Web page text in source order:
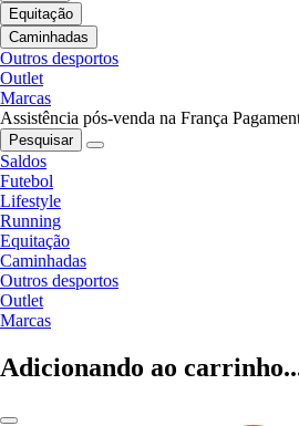
Equitação
Caminhadas
Outros desportos
Outlet
Marcas
Assistência pós-venda na França
Pesquisar
Saldos
Futebol
Lifestyle
Running
Equitação
Caminhadas
Outros desportos
Outlet
Marcas
Adicionando ao